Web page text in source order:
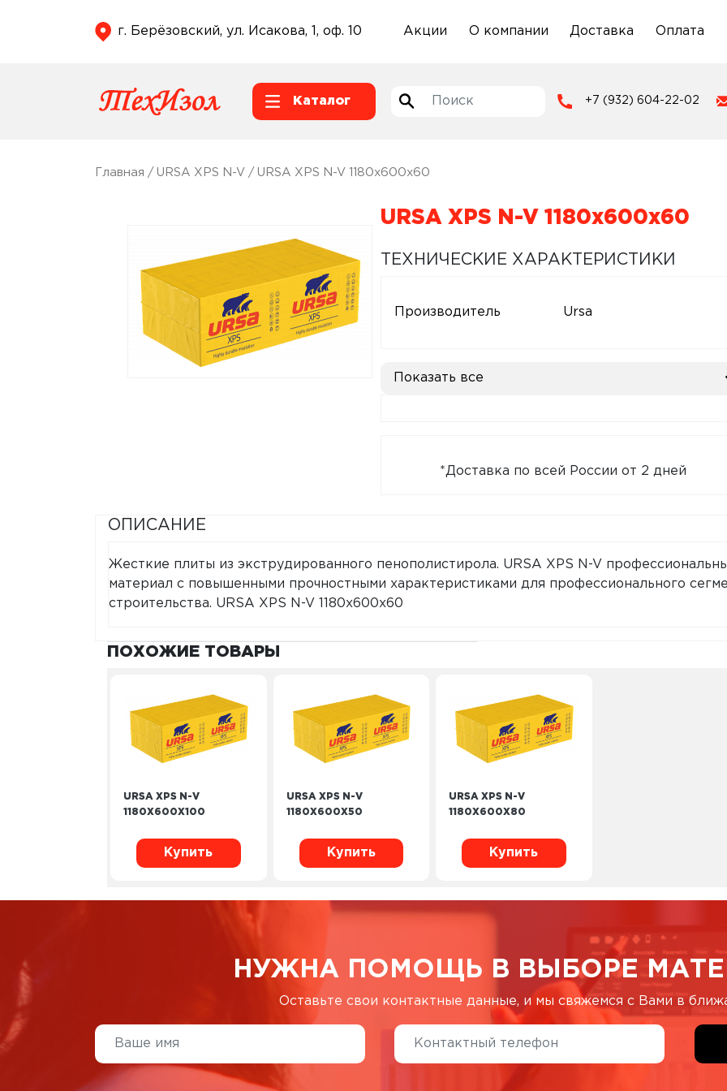
г. Берёзовский, ул. Исакова, 1, оф. 10 Акции О компании Доставка Оплата
Каталог +7 (932) 604-22-02
Главная / URSA XPS N-V / URSA XPS N-V 1180x600x60
URSA XPS N-V 1180x600x60
ТЕХНИЧЕСКИЕ ХАРАКТЕРИСТИКИ
Производитель Ursa
Показать все
*Доставка по всей России от 2 дней
ОПИСАНИЕ
Жесткие плиты из экструдированного пенополистирола. URSA XPS N-V
материал с повышенными прочностными характеристиками для профессионального
строительства. URSA XPS N-V 1180x600x60
ПОХОЖИЕ ТОВАРЫ
URSA XPS N-V
1180X600X100
Купить
URSA XPS N-V
1180X600X50
Купить
URSA XPS N-V
1180X600X80
Купить
НУЖНА ПОМОЩЬ В ВЫБОРЕ
Оставьте свои контактные данные, и мы свяжемся с Вами в